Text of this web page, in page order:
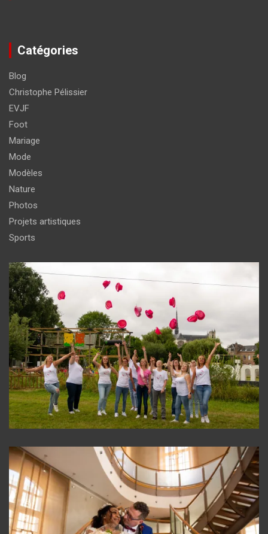
Catégories
Blog
Christophe Pélissier
EVJF
Foot
Mariage
Mode
Modèles
Nature
Photos
Projets artistiques
Sports